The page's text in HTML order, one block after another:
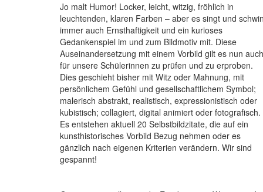
Jo malt Humor! Locker, leicht, witzig, fröhlich in
leuchtenden, klaren Farben – aber es singt und
immer auch Ernsthaftigkeit und ein kurioses
Gedankenspiel im und zum Bildmotiv mit. Diese
Auseinandersetzung mit einem Vorbild gilt es nun auch
für unsere Schülerinnen zu prüfen und zu erproben.
Dies geschieht bisher mit Witz oder Mahnung, mit
persönlichem Gefühl und gesellschaftlichem Symbol;
malerisch abstrakt, realistisch, expressionistisch oder
kubistisch; collagiert, digital animiert oder fotografisch.
Es entstehen aktuell 20 Selbstbildzitate, die auf ein
kunsthistorisches Vorbild Bezug nehmen oder es
gänzlich nach eigenen Kriterien verändern. Wir sind
gespannt!